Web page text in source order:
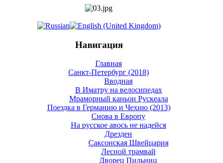
Навигация
Главная
Санкт-Петербург (2018)
Вводная
В Иматру на велосипедах
Мраморный каньон Рускеала
Поездка в Германию и Чехию (2013)
Снова в Европу
На русское авось не надейся
Дрезден
Саксонская Швейцария
Лесной трамвай
Дворец Пильниц